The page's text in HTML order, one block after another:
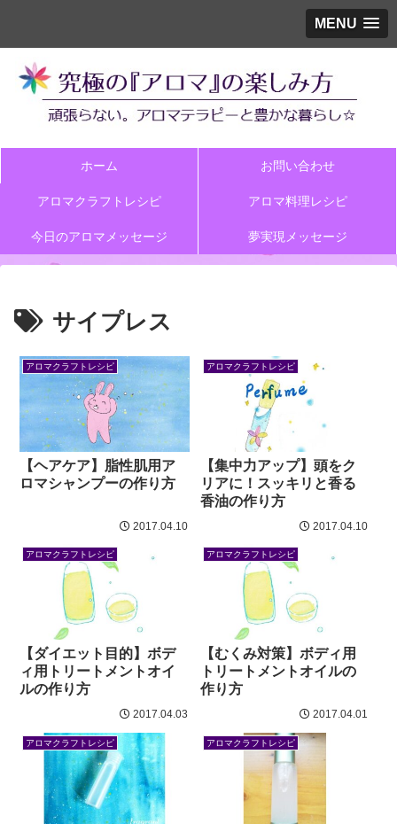
MENU
ホーム お問い合わせ
アロマクラフトレシピ アロマ料理レシピ
今日のアロマメッセージ 夢実現メッセージ
サイプレス
アロマクラフトレシピ
【ヘアケア】脂性肌用ア
ロマシャンプーの作り方
2017.04.10
アロマクラフトレシピ
【集中力アップ】頭をク
リアに！スッキリと香る
香油の作り方
2017.04.10
アロマクラフトレシピ
【ダイエット目的】ボデ
ィ用トリートメントオイ
ルの作り方
2017.04.03
アロマクラフトレシピ
【むくみ対策】ボディ用
トリートメントオイルの
作り方
2017.04.01
アロマクラフトレシピ アロマクラフトレシピ